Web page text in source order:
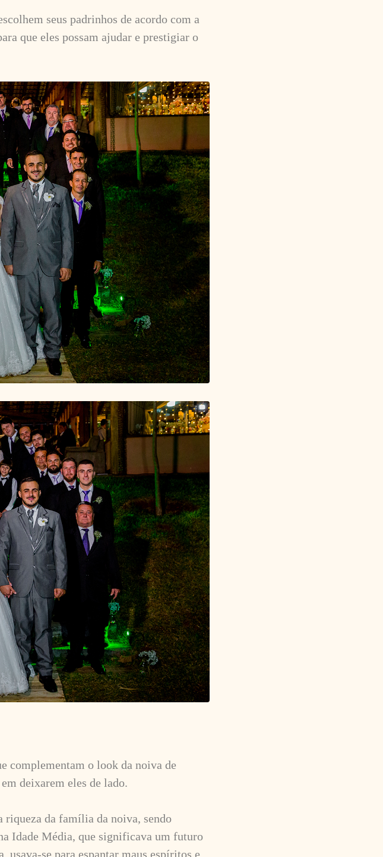
seus padrinhos de acordo com a
que eles possam ajudar e prestigiar o
complementam o look da noiva de
deixarem eles de lado.
riqueza da família da noiva, sendo
Idade Média, que significava um futuro
usava-se para espantar maus espíritos e